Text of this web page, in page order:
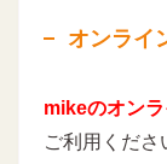
オンライ
mikeのオン
ご利用くださ